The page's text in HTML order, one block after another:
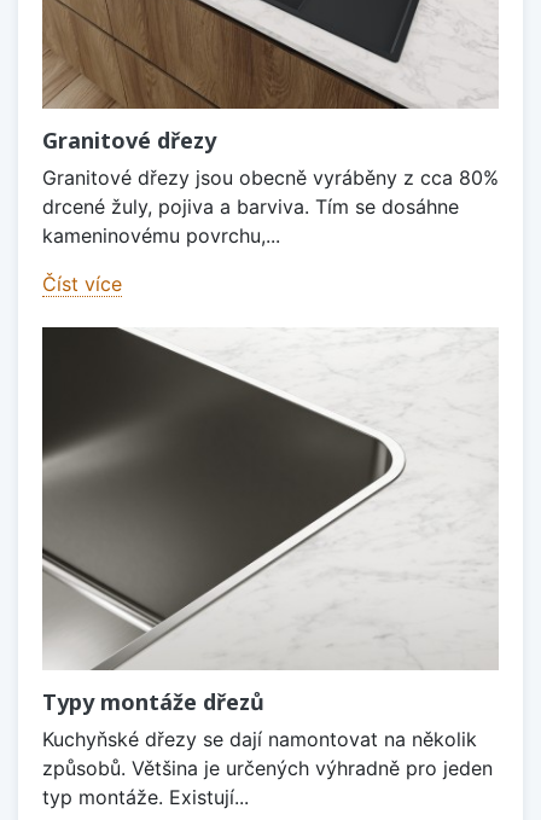
Granitové dřezy
Granitové dřezy jsou obecně vyráběny z cca 80%
drcené žuly, pojiva a barviva. Tím se dosáhne
kameninovému povrchu,...
Číst více
Typy montáže dřezů
Kuchyňské dřezy se dají namontovat na několik
způsobů. Většina je určených výhradně pro jeden
typ montáže. Existují...